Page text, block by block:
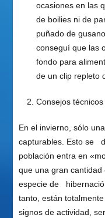
ocasiones en las
de boilies ni de
puñado de
conseguí que las
fondo para
de un clip repleto
Consejos
En el invierno, sólo
capturables. Esto se
población entra en
que una gran
especie de
tanto, están
signos de actividad,